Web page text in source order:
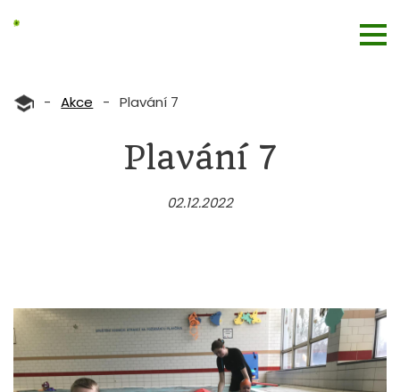
- Akce - Plavání 7
Plavání 7
02.12.2022